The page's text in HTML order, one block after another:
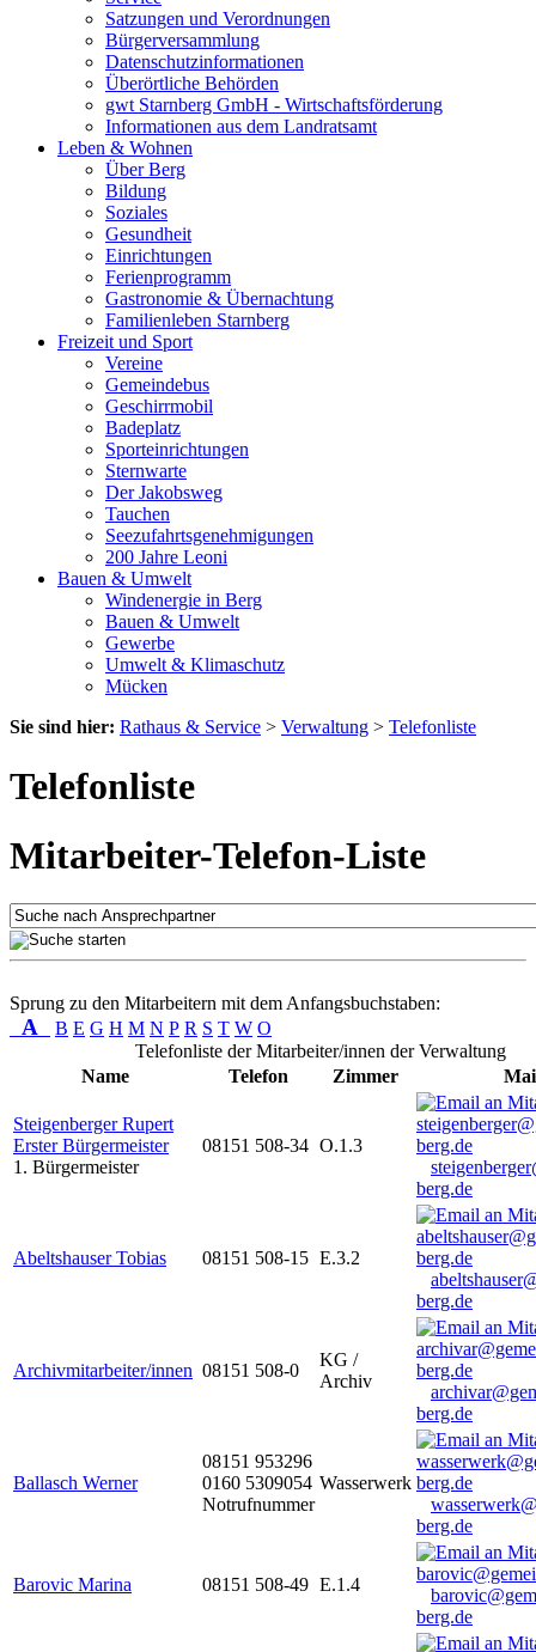
Satzungen und Verordnungen
Bürgerversammlung
Datenschutzinformationen
Überörtliche Behörden
gwt Starnberg GmbH - Wirtschaftsförderung
Informationen aus dem Landratsamt
Leben & Wohnen
Über Berg
Bildung
Soziales
Gesundheit
Einrichtungen
Ferienprogramm
Gastronomie & Übernachtung
Familienleben Starnberg
Freizeit und Sport
Vereine
Gemeindebus
Geschirrmobil
Badeplatz
Sporteinrichtungen
Sternwarte
Der Jakobsweg
Tauchen
Seezufahrtsgenehmigungen
200 Jahre Leoni
Bauen & Umwelt
Windenergie in Berg
Bauen & Umwelt
Gewerbe
Umwelt & Klimaschutz
Mücken
Sie sind hier: Rathaus & Service > Verwaltung > Telefonliste
Telefonliste
Mitarbeiter-Telefon-Liste
Sprung zu den Mitarbeitern mit dem Anfangsbuchstaben:
A B E G H M N P R S T W O
Telefonliste der Mitarbeiter/innen der Verwaltung
Name
Telefon Zimmer
Steigenberger Rupert
Erster Bürgermeister
1. Bürgermeister
08151 508-34 O.1.3
berg.de
Abeltshauser Tobias 08151 508-15 E.3.2
berg.de
Archivmitarbeiter/innen 08151 508-0
KG /
Archiv
berg.de
Ballasch Werner
08151 953296
0160 5309054
Notrufnummer
Wasserwerk
berg.de
Barovic Marina 08151 508-49 E.1.4
berg.de